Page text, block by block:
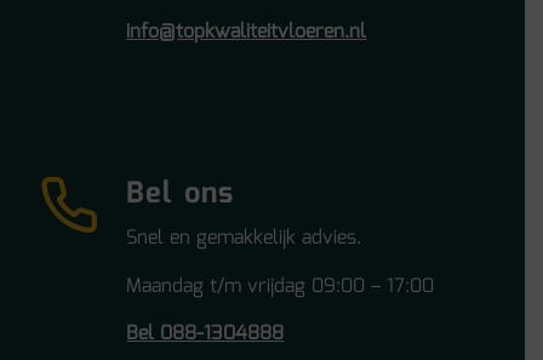
info@topkwaliteitvloeren.nl
Bel ons
Snel en gemakkelijk advies.
Maandag t/m vrijdag 09:00 – 17:00
Bel 088-1304888